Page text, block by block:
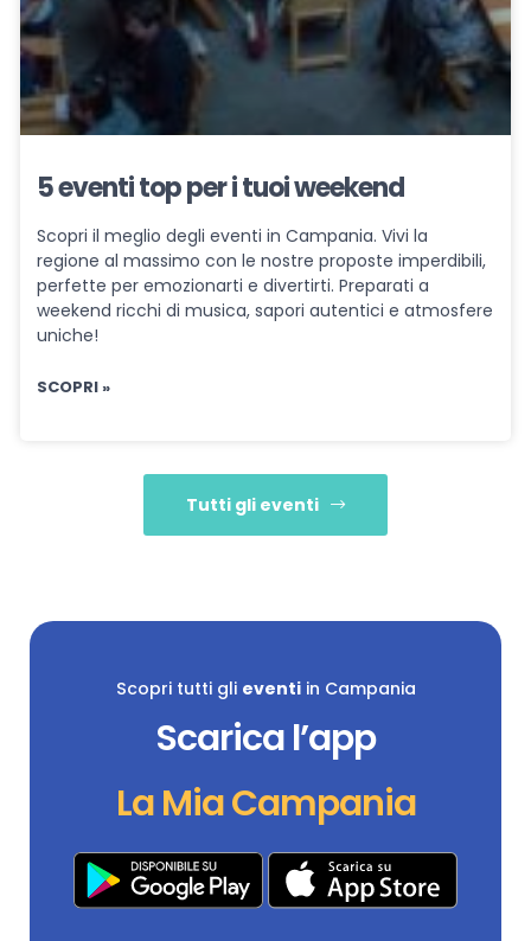
5 eventi top per i tuoi weekend
Scopri il meglio degli eventi in Campania. Vivi la
regione al massimo con le nostre proposte imperdibili,
perfette per emozionarti e divertirti. Preparati a
weekend ricchi di musica, sapori autentici e atmosfere
uniche!
SCOPRI »
Tutti gli eventi
Scopri tutti gli eventiin Campania
Scarica l’app
La Mia Campania